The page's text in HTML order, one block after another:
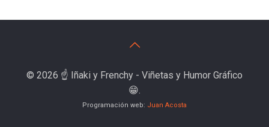
© 2026 ☝️ Iñaki y Frenchy - Viñetas y Humor Gráfico
😁.
Programación web: Juan Acosta